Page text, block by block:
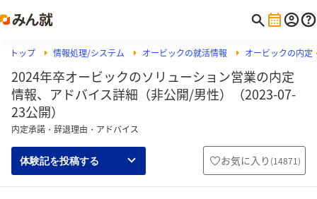
トップ 情報処理/システム オービックの就活情報 オービックの内定
2024年卒オービックのソリューション営業の内定
情報、アドバイス詳細（非公開/男性）（2023-07-
23公開）
内定承諾・辞退理由・アドバイス
体験記を投稿する お気に入り (14871)